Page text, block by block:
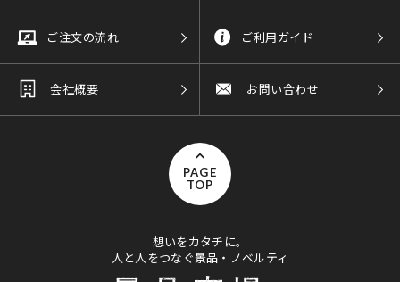
ご注文の流れ ご利用ガイド
会社概要 お問い合わせ
PAGE
TOP
想いをカタチに。
人と人をつなぐ景品・ノベルティ